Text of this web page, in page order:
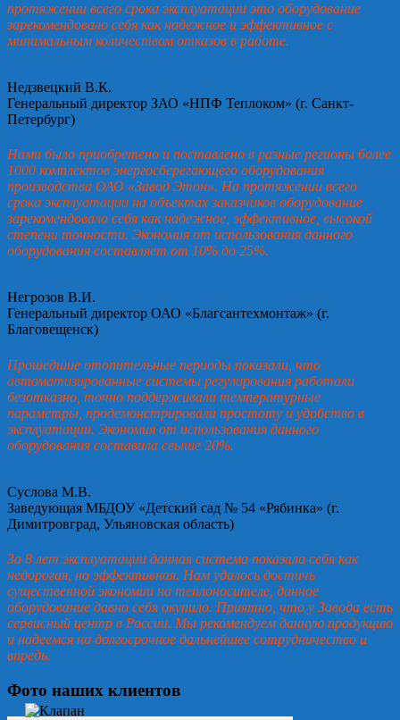
протяжении всего срока эксплуатации это оборудование
зарекомендовало себя как надежное и эффективное с
минимальным количеством отказов в работе.
Недзвецкий В.К.
Генеральный директор ЗАО «НПФ Теплоком» (г. Санкт-
Петербург)
Нами было приобретено и поставлено в разные регионы более
1000 комплектов энергосберегающего оборудования
производства ОАО «Завод Этон». На протяжении всего
срока эксплуатации на объектах заказчиков оборудование
зарекомендовало себя как надежное, эффективное, высокой
степени точности. Экономия от использования данного
оборудования составляет от 10% до 25%.
Негрозов В.И.
Генеральный директор ОАО «Благсантехмонтаж» (г.
Благовещенск)
Прошедшие отопительные периоды показали, что
автоматизированные системы регулирования работали
безотказно, точно поддерживали температурные
параметры, продемонстрировали простоту и удобство в
эксплуатации. Экономия от использования данного
оборудования составила свыше 20%.
Суслова М.В.
Заведующая МБДОУ «Детский сад № 54 «Рябинка» (г.
Димитровград, Ульяновская область)
За 8 лет эксплуатации данная система показала себя как
недорогая, но эффективная. Нам удалось достичь
существенной экономии на теплоносителе, данное
оборудование давно себя окупило. Приятно, что у Завода есть
сервисный центр в России. Мы рекомендуем данную продукцию
и надеемся на долгосрочное дальнейшее сотрудничество и
впредь.
Фото наших клиентов